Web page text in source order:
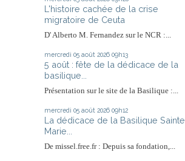
L'histoire cachée de la crise
migratoire de Ceuta
D' Alberto M. Fernandez sur le NCR :...
mercredi 05 août 2026 09h13
5 août : fête de la dédicace de la
basilique...
Présentation sur le site de la Basilique :...
mercredi 05 août 2026 09h12
La dédicace de la Basilique Sainte
Marie...
De missel.free.fr : Depuis sa fondation,...